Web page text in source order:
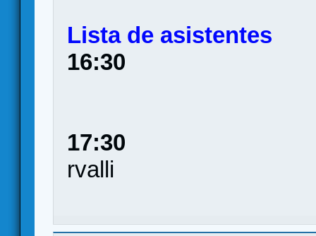
Lista de asistentes
16:30
17:30
rvalli